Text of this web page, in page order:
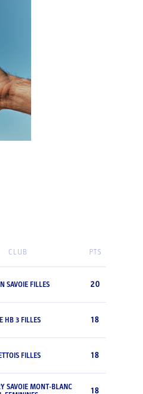
CLUB PTS
SAVOIE FILLES 20
HB 3 FILLES 18
FILLES 18
SAVOIE MONT-BLANC
18